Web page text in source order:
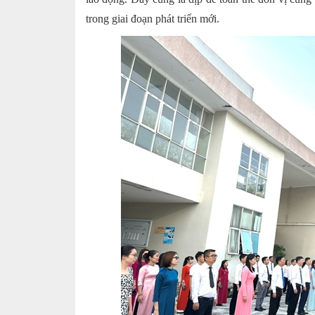
trong giai đoạn phát triển mới.